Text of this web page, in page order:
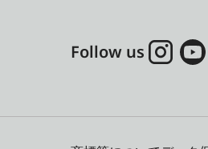
Follow us